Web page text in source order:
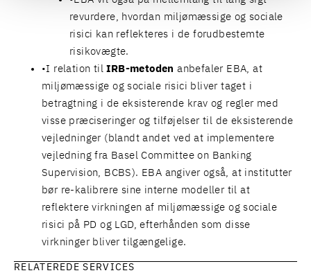
revurdere, hvordan miljømæssige og sociale
risici kan reflekteres i de forudbestemte
risikovægte.
I relation tilIRB-metoden anbefaler EBA, at
miljømæssige og sociale risici bliver taget i
betragtning i de eksisterende krav og regler med
visse præciseringer og tilføjelser til de eksisterende
vejledninger (blandt andet ved at implementere
vejledning fra Basel Committee on Banking
Supervision, BCBS). EBA angiver også, at institutter
bør re-kalibrere sine interne modeller til at
reflektere virkningen af miljømæssige og sociale
risici på PD og LGD, efterhånden som disse
virkninger bliver tilgængelige.
RELATEREDE SERVICES